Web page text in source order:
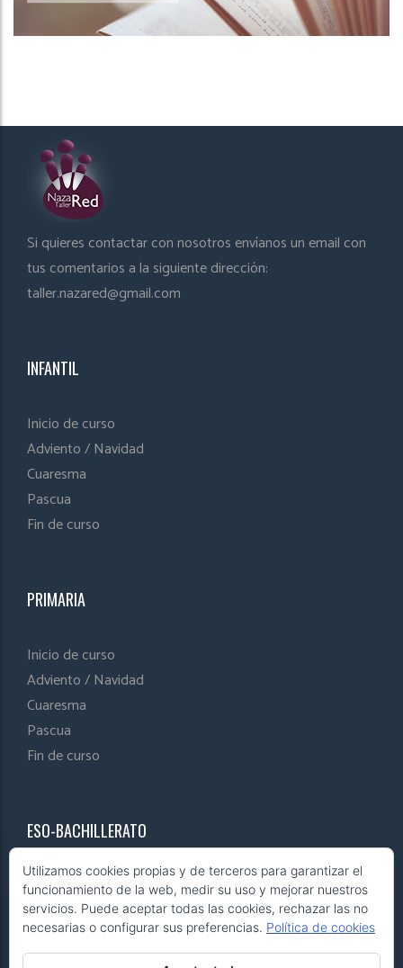
Si quieres contactar con nosotros envíanos un email con
tus comentarios a la siguiente dirección:
taller.nazared@gmail.com
INFANTIL
Inicio de curso
Adviento / Navidad
Cuaresma
Pascua
Fin de curso
PRIMARIA
Inicio de curso
Adviento / Navidad
Cuaresma
Pascua
Fin de curso
ESO-BACHILLERATO
Inicio de curso
Adviento / Navidad
Cuaresma
Utilizamos cookies propias y de terceros para garantizar el
funcionamiento de la web, medir su uso y mejorar nuestros
servicios. Puede aceptar todas las cookies, rechazar las no
necesarias o configurar sus preferencias. Política de cookies